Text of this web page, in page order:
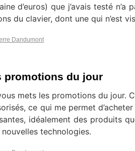
d’euros) que j’avais testé n’a
du clavier, dont une qui n’est
Dandumont
promotions du jour
mets les promotions du jour.
ce qui me permet
idéalement des produits
technologies.